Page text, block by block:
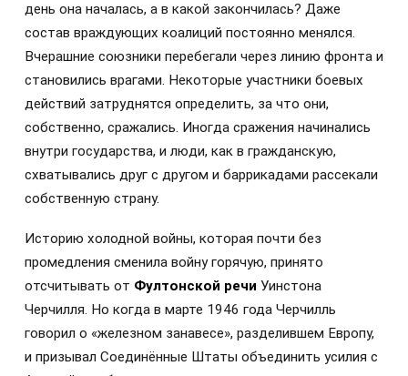
день она началась, а в какой закончилась? Даже
состав враждующих коалиций постоянно менялся.
Вчерашние союзники перебегали через линию фронта и
становились врагами. Некоторые участники боевых
действий затруднятся определить, за что они,
собственно, сражались. Иногда сражения начинались
внутри государства, и люди, как в гражданскую,
схватывались друг с другом и баррикадами рассекали
собственную страну.
Историю холодной войны, которая почти без
промедления сменила войну горячую, принято
отсчитывать от Фултонской речи Уинстона
Черчилля. Но когда в марте 1946 года Черчилль
говорил о «железном занавесе», разделившем Европу,
и призывал Соединённые Штаты объединить усилия с